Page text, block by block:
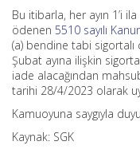
Bu itibarla, her ayın 1’i ila
ödenen 5510 sayılı
(a) bendine tabi sigortalı
Şubat ayına ilişkin
iade alacağından
tarihi 28/4/2023 olarak
Kamuoyuna saygıyla
Kaynak: SGK